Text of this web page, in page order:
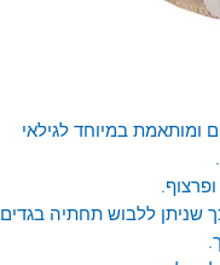
ומותאמת במיוחד לגילאי
שניתן ללבוש תחתיה בגדים